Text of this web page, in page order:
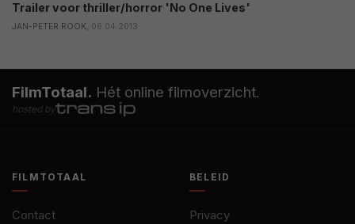
Trailer voor thriller/horror 'No One Lives'
JAN-PETER ROOK, 06.04.2013
FilmTotaal. Hét online filmoverzicht.
hosted by
FILMTOTAAL
Contact
BELEID
Privacy